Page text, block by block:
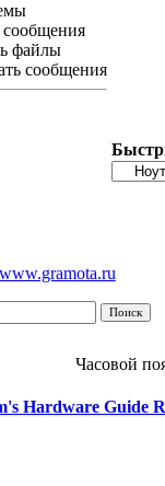
сообщения
файлы
сообщения
Часовой
Hardware Guide